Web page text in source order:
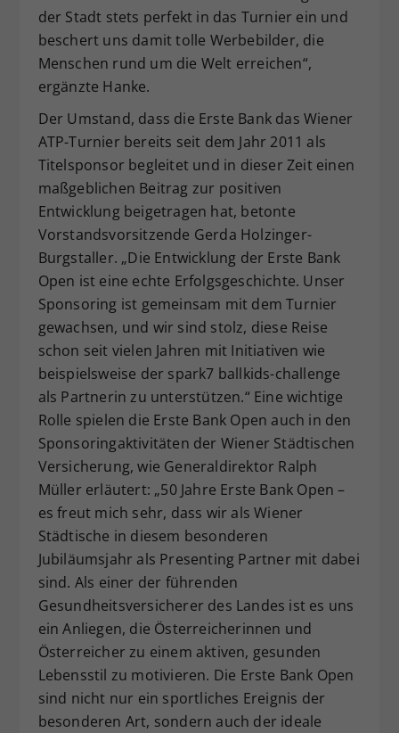
der Stadt stets perfekt in das Turnier ein und
beschert uns damit tolle Werbebilder, die
Menschen rund um die Welt erreichen“,
ergänzte Hanke.
Der Umstand, dass die Erste Bank das Wiener
ATP-Turnier bereits seit dem Jahr 2011 als
Titelsponsor begleitet und in dieser Zeit einen
maßgeblichen Beitrag zur positiven
Entwicklung beigetragen hat, betonte
Vorstandsvorsitzende Gerda Holzinger-
Burgstaller. „Die Entwicklung der Erste Bank
Open ist eine echte Erfolgsgeschichte. Unser
Sponsoring ist gemeinsam mit dem Turnier
gewachsen, und wir sind stolz, diese Reise
schon seit vielen Jahren mit Initiativen wie
beispielsweise der spark7 ballkids-challenge
als Partnerin zu unterstützen.“ Eine wichtige
Rolle spielen die Erste Bank Open auch in den
Sponsoringaktivitäten der Wiener Städtischen
Versicherung, wie Generaldirektor Ralph
Müller erläutert: „50 Jahre Erste Bank Open –
es freut mich sehr, dass wir als Wiener
Städtische in diesem besonderen
Jubiläumsjahr als Presenting Partner mit dabei
sind. Als einer der führenden
Gesundheitsversicherer des Landes ist es uns
ein Anliegen, die Österreicherinnen und
Österreicher zu einem aktiven, gesunden
Lebensstil zu motivieren. Die Erste Bank Open
sind nicht nur ein sportliches Ereignis der
besonderen Art, sondern auch der ideale